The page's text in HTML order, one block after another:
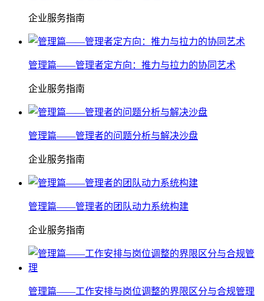
企业服务指南
管理篇——管理者定方向：推力与拉力的协同艺术
企业服务指南
管理篇——管理者的问题分析与解决沙盘
企业服务指南
管理篇——管理者的团队动力系统构建
企业服务指南
管理篇——工作安排与岗位调整的界限区分与合规管理